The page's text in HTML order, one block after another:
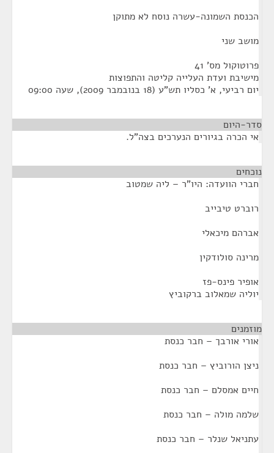
הכנסת השמונה-עשרה נוסח לא מתוקן
מושב שני
פרוטוקול מס' 41
מישיבת ועדת העלייה קליטה והתפוצות
יום רביעי, א' כסליו תש"ע (18 בנובמבר 2009), שעה 09:00
סדר-היום
אי הכרה בגיורים הנערכים בצה"ל.
נוכחים
חברי הוועדה: היו"ר – ליה שמטוב
רוברט טיבייב
אברהם מיכאלי
מרינה סולודקין
אופיר פינס-פז
יוליה שמאלוב ברקוביץ
מוזמנים
אורי אורבך – חבר כנסת
ניצן הורוביץ – חבר כנסת
חיים אמסלם – חבר כנסת
שלמה מולה – חבר כנסת
עתניאל שנלר – חבר כנסת